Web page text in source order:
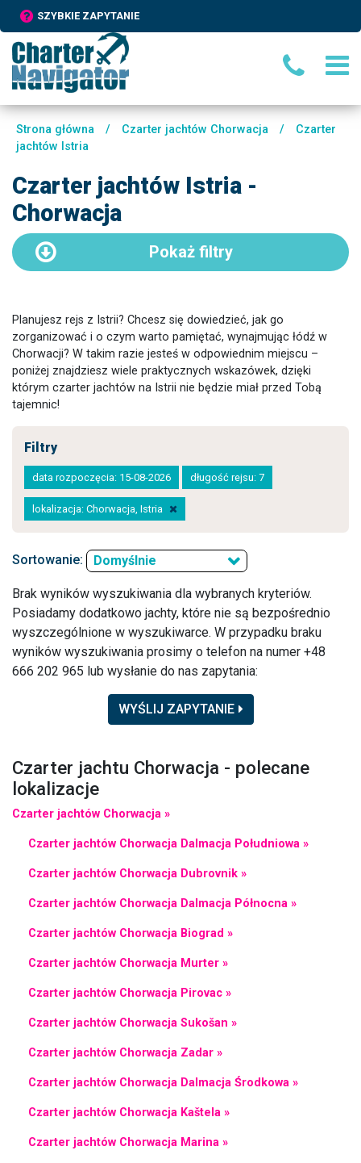
SZYBKIE ZAPYTANIE
Strona główna / Czarter jachtów Chorwacja /
Czarter
jachtów Istria
Czarter jachtów Istria -
Chorwacja
Pokaż filtry
Planujesz rejs z Istrii? Chcesz się dowiedzieć, jak go
zorganizować i o czym warto pamiętać, wynajmując łódź w
Chorwacji? W takim razie jesteś w odpowiednim miejscu –
poniżej znajdziesz wiele praktycznych wskazówek, dzięki
którym czarter jachtów na Istrii nie będzie miał przed Tobą
tajemnic!
Filtry
data rozpoczęcia: 15-08-2026 długość rejsu: 7
lokalizacja: Chorwacja, Istria
Sortowanie: Domyślnie
Brak wyników wyszukiwania dla wybranych kryteriów.
Posiadamy dodatkowo jachty, które nie są bezpośrednio
wyszczególnione w wyszukiwarce. W przypadku braku
wyników wyszukiwania prosimy o telefon na numer +48
666 202 965 lub wysłanie do nas zapytania:
WYŚLIJ ZAPYTANIE
Czarter jachtu Chorwacja - polecane
lokalizacje
Czarter jachtów Chorwacja »
Czarter jachtów Chorwacja Dalmacja Południowa »
Czarter jachtów Chorwacja Dubrovnik »
Czarter jachtów Chorwacja Dalmacja Północna »
Czarter jachtów Chorwacja Biograd »
Czarter jachtów Chorwacja Murter »
Czarter jachtów Chorwacja Pirovac »
Czarter jachtów Chorwacja Sukošan »
Czarter jachtów Chorwacja Zadar »
Czarter jachtów Chorwacja Dalmacja Środkowa »
Czarter jachtów Chorwacja Kaštela »
Czarter jachtów Chorwacja Marina »